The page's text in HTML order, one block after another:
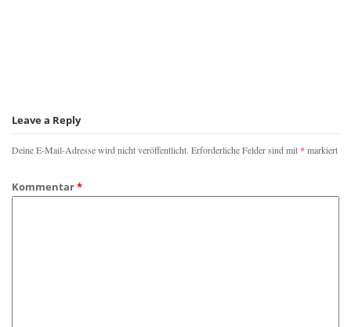
Leave a Reply
Deine E-Mail-Adresse wird nicht veröffentlicht. Erforderliche Felder sind mit * markiert
Kommentar*